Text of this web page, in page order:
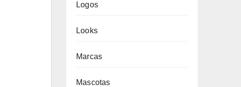
Logos
Looks
Marcas
Mascotas